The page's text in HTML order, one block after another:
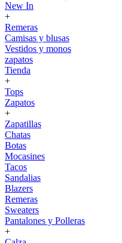
New In
+
Remeras
Camisas y blusas
Vestidos y monos
zapatos
Tienda
+
Tops
Zapatos
+
Zapatillas
Chatas
Botas
Mocasines
Tacos
Sandalias
Blazers
Remeras
Sweaters
Pantalones y Polleras
+